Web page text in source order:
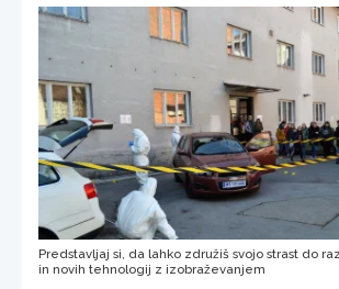
Predstavljaj si, da lahko združiš svojo strast do
in novih tehnologij z izobraževanjem